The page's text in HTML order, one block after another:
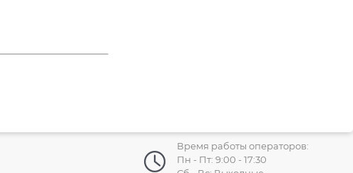
Время работы операторов:
Пн - Пт: 9:00 - 17:30